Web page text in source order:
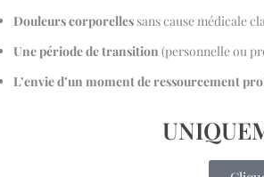
Douleurs corporellessans cause médicale
Une période de transition (personnelle ou
L’envie d’un moment de ressourcement